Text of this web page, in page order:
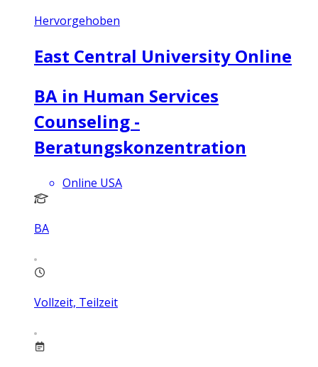
Hervorgehoben
East Central University Online
BA in Human Services
Counseling -
Beratungskonzentration
Online USA
BA
Vollzeit, Teilzeit